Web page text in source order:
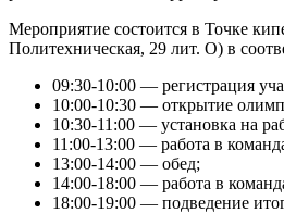
Мероприятие состоится в Точке
Политехническая, 29 лит. О) в
09:30-10:00 — регистрация
10:00-10:30 — открытие
10:30-11:00 — установка на
11:00-13:00 — работа в
13:00-14:00 — обед;
14:00-18:00 — работа в
18:00-19:00 — подведение